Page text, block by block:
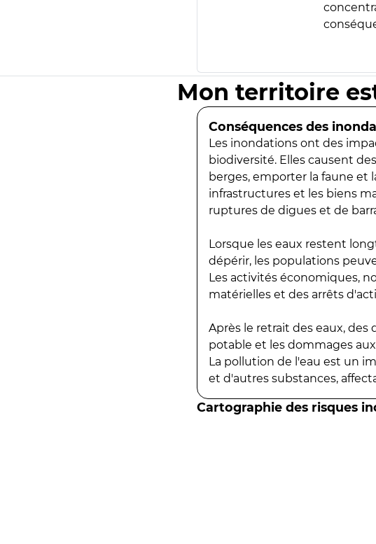
Mon territoire
Conséquences des
Les inondations ont des
biodiversité. Elles causent
berges, emporter la faune et
infrastructures et les biens
ruptures de digues et de
Lorsque les eaux restent
dépérir, les populations
Les activités économiques,
matérielles et des arrêts
Après le retrait des eaux,
potable et les dommages
La pollution de l'eau est un
et d'autres substances,
Cartographie des risques